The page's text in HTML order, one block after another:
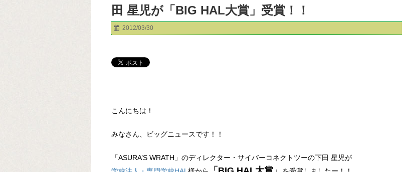
田 星児が「BIG HAL大賞」受賞！！
2012/03/30
こんにちは！
みなさん、ビッグニュースです！！
「ASURA’S WRATH」のディレクター・サイバーコネクトツーの下田 星児が